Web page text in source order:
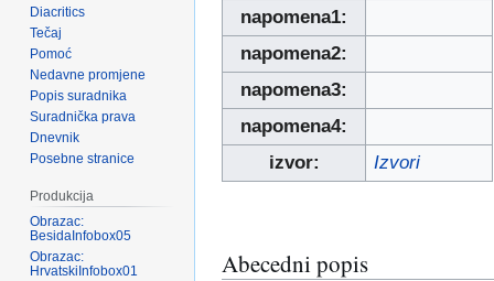
napomena1:
napomena2:
napomena3:
napomena4:
izvor:
Izvori
Abecedni popis
Diacritics
Tečaj
Pomoć
Nedavne promjene
Popis suradnika
Suradnička prava
Dnevnik
Posebne stranice
Produkcija
Obrazac:
BesidaInfobox05
Obrazac:
HrvatskiInfobox01